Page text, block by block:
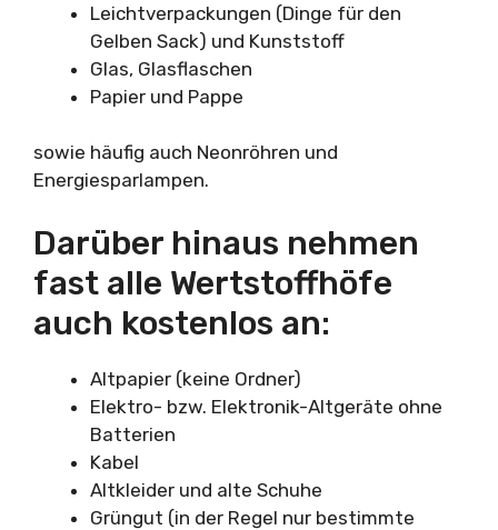
Leichtverpackungen (Dinge für den
Gelben Sack) und Kunststoff
Glas, Glasflaschen
Papier und Pappe
sowie häufig auch Neonröhren und
Energiesparlampen.
Darüber hinaus nehmen
fast alle Wertstoffhöfe
auch kostenlos an:
Altpapier (keine Ordner)
Elektro- bzw. Elektronik-Altgeräte ohne
Batterien
Kabel
Altkleider und alte Schuhe
Grüngut (in der Regel nur bestimmte